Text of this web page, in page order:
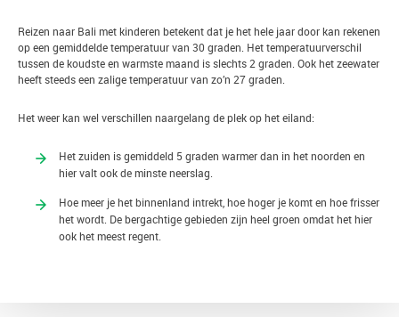
Reizen naar Bali met kinderen betekent dat je het hele jaar door kan rekenen
op een gemiddelde temperatuur van 30 graden. Het temperatuurverschil
tussen de koudste en warmste maand is slechts 2 graden. Ook het zeewater
heeft steeds een zalige temperatuur van zo’n 27 graden.
Het weer kan wel verschillen naargelang de plek op het eiland:
Het zuiden is gemiddeld 5 graden warmer dan in het noorden en
hier valt ook de minste neerslag.
Hoe meer je het binnenland intrekt, hoe hoger je komt en hoe frisser
het wordt. De bergachtige gebieden zijn heel groen omdat het hier
ook het meest regent.